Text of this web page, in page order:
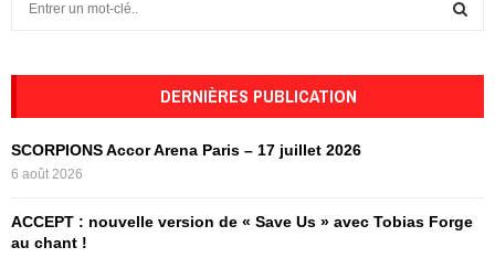
o
r
C
DERNIÈRES PUBLICATION
SCORPIONS Accor Arena Paris – 17 juillet 2026
6 août 2026
ACCEPT : nouvelle version de « Save Us » avec Tobias Forge
au chant !